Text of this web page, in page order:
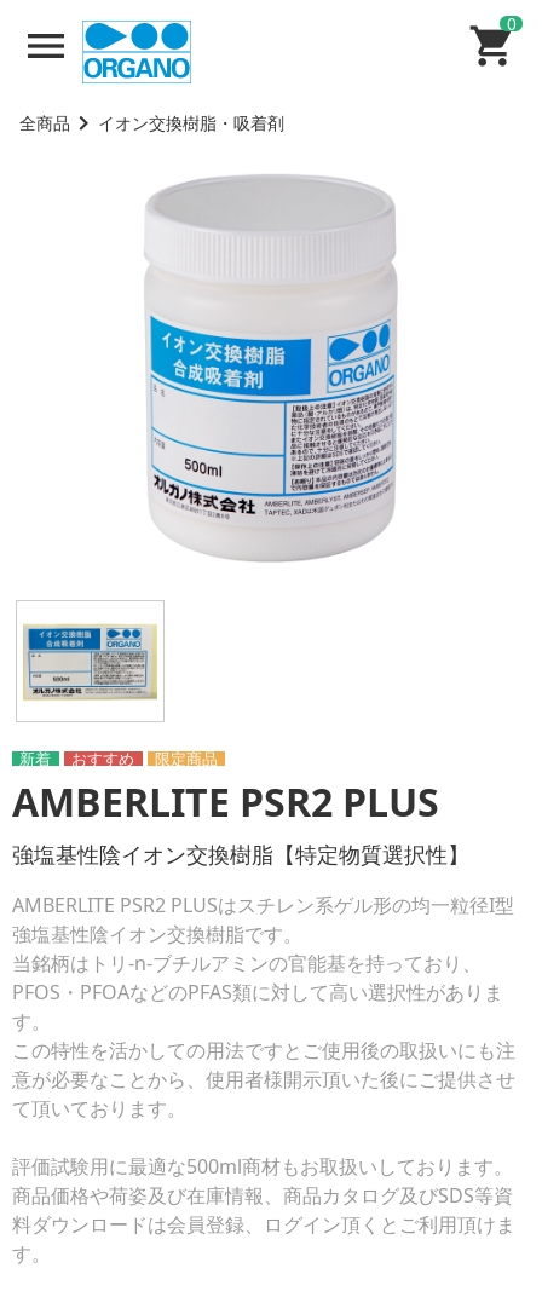
0
全商品 イオン交換樹脂・吸着剤
AMBERLITE PSR2 PLUS
強塩基性陰イオン交換樹脂【特定物質選択性】
AMBERLITE PSR2 PLUSはスチレン系ゲル形の均一粒径I型
強塩基性陰イオン交換樹脂です。
当銘柄はトリ-n-ブチルアミンの官能基を持っており、
PFOS・PFOAなどのPFAS類に対して高い選択性がありま
す。
この特性を活かしての用法ですとご使用後の取扱いにも注
意が必要なことから、使用者様開示頂いた後にご提供させ
て頂いております。
評価試験用に最適な500ml商材もお取扱いしております。
商品価格や荷姿及び在庫情報、商品カタログ及びSDS等資
料ダウンロードは会員登録、ログイン頂くとご利用頂けま
す。